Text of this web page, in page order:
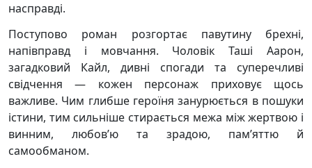
насправді.
Поступово роман розгортає павутину брехні,
напівправд і мовчання. Чоловік Таші Аарон,
загадковий Кайл, дивні спогади та суперечливі
свідчення — кожен персонаж приховує щось
важливе. Чим глибше героїня занурюється в пошуки
істини, тим сильніше стирається межа між жертвою і
винним, любов’ю та зрадою, пам’яттю й
самообманом.